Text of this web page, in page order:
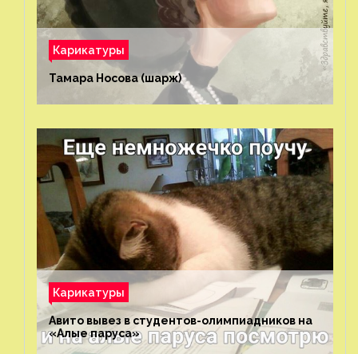
Карикатуры
Тамара Носова (шарж)⁠⁠
Карикатуры
Авито вывез в студентов-олимпиадников на
«Алые паруса»⁠⁠